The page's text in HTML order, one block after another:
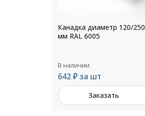
Канадка диаметр 130/250
мм RAL 6002
В наличии
642 ₽ за шт
Заказать